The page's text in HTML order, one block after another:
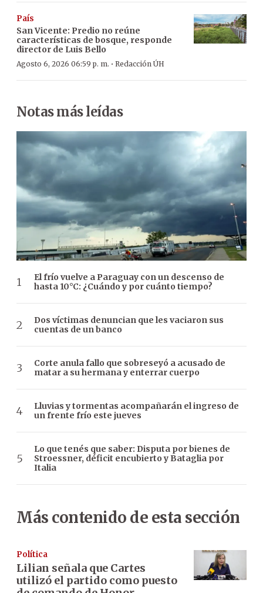
País
San Vicente: Predio no reúne
características de bosque, responde
director de Luis Bello
Agosto 6, 2026 06:59 p. m. · Redacción ÚH
Notas más leídas
El frío vuelve a Paraguay con un descenso de
hasta 10°C: ¿Cuándo y por cuánto tiempo?
Dos víctimas denuncian que les vaciaron sus
cuentas de un banco
Corte anula fallo que sobreseyó a acusado de
matar a su hermana y enterrar cuerpo
Lluvias y tormentas acompañarán el ingreso de
un frente frío este jueves
Lo que tenés que saber: Disputa por bienes de
Stroessner, déficit encubierto y Bataglia por
Italia
Más contenido de esta sección
Política
Lilian señala que Cartes
utilizó el partido como puesto